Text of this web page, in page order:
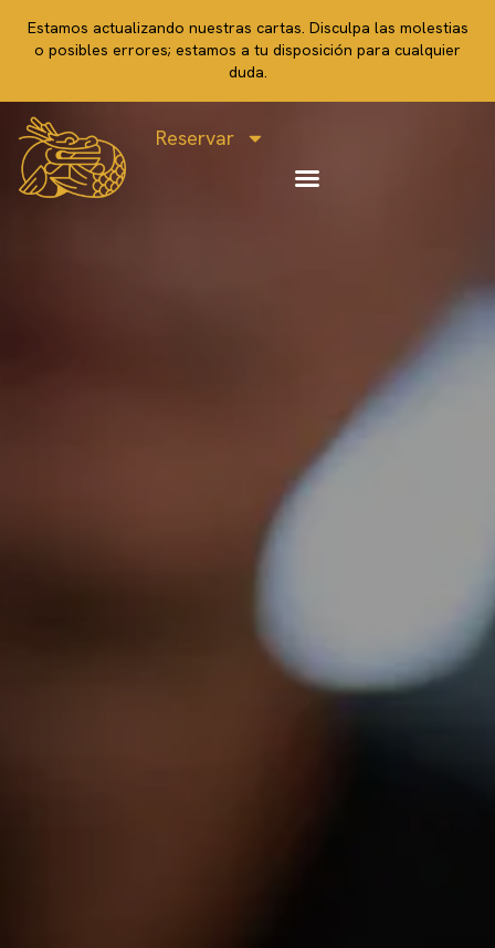
Estamos actualizando nuestras cartas. Disculpa las molestias
o posibles errores; estamos a tu disposición para cualquier
duda.
Reservar